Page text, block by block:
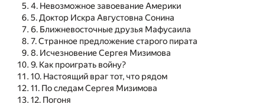
4. Невозможное завоевание Америки
5. Доктор Искра Августовна Сонина
6. Ближневосточные друзья Мафусаила
7. Странное предложение старого пирата
8. Исчезновение Сергея Мизимова
9. Как проиграть войну?
10. Настоящий враг тот, что рядом
11. По следам Сергея Мизимова
12. Погоня